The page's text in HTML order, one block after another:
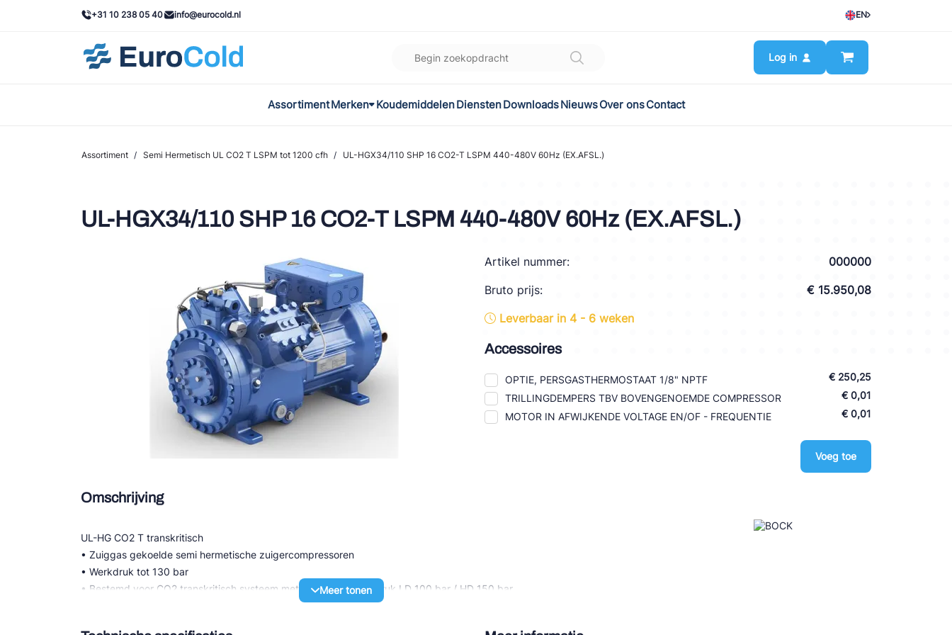
+31 10 238 05 40 info@eurocold.nl EN
Log in
AssortimentMerken
Castel
AWA
VACON
REFFLEX®
Johnson Controls
Doucette Industries
Ziehl-Abegg
ESK Schultze
TEKLAB
KoudemiddelenDienstenDownloadsNieuwsOver onsContact
Assortiment / Semi Hermetisch UL CO2 T LSPM tot 1200 cfh / UL-HGX34/110 SHP 16 CO2-T LSPM 440-480V 60Hz (EX.AFSL.)
UL-HGX34/110 SHP 16 CO2-T LSPM 440-480V 60Hz (EX.AFSL.)
Artikel nummer:
000000
Bruto prijs:
€ 15.950,08
Leverbaar in 4 - 6 weken
Accessoires
OPTIE, PERSGASTHERMOSTAAT 1/8" NPTF
€ 250,25
TRILLINGDEMPERS TBV BOVENGENOEMDE COMPRESSOR
€ 0,01
MOTOR IN AFWIJKENDE VOLTAGE EN/OF - FREQUENTIE
€ 0,01
Voeg toe
Omschrijving
UL-HG CO2 T transkritisch
• Zuiggas gekoelde semi hermetische zuigercompressoren
• Werkdruk tot 130 bar
• Bestemd voor CO2 transkritisch systeem met een stilstaande druk LD 100 bar / HD 150 bar
• Hoogst mogelijke efficiency voor compressor en systeem dankzij een specifiek CO2 design
Meer tonen